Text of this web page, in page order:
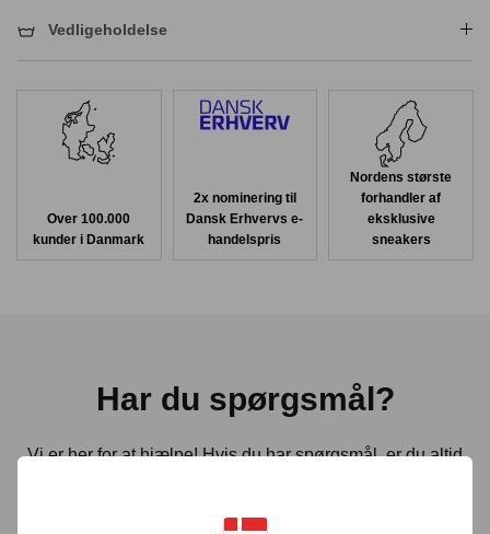
Vedligeholdelse
Over 100.000
kunder i Danmark
2x nominering til
Dansk Erhvervs e-
handelspris
Nordens største
forhandler af
eksklusive
sneakers
Har du spørgsmål?
Vi er her for at hjælpe! Hvis du har spørgsmål, er du altid